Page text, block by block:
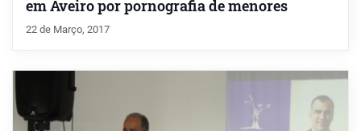
em Aveiro por pornografia de menores
22 de Março, 2017